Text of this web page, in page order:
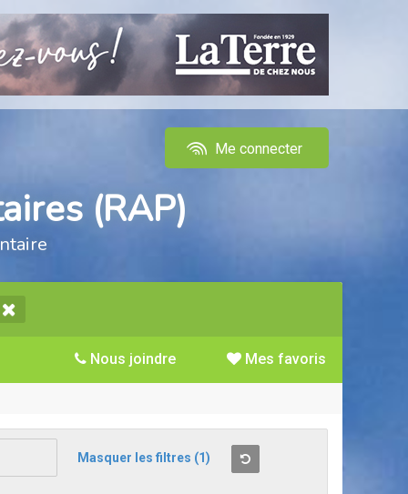
Me connecter
(RAP)
Mes favoris
Nous joindre
Masquer les filtres (1)